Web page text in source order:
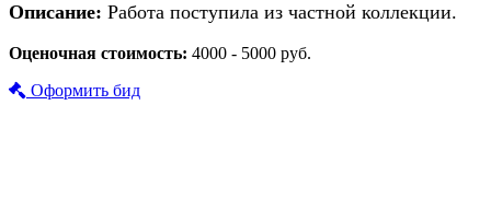
Описание: Работа поступила из частной коллекции.
Оценочная стоимость: 4000 - 5000 руб.
Оформить бид